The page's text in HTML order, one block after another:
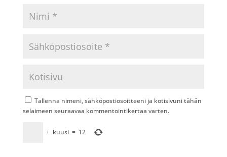
Tallenna nimeni, sähköpostiosoitteeni ja kotisivuni tähän
selaimeen seuraavaa kommentointikertaa varten.
+ kuusi = 12